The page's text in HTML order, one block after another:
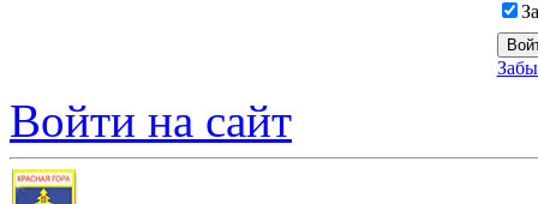
Войти на сайт